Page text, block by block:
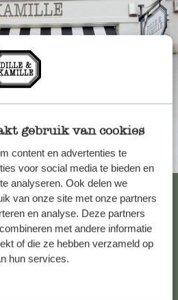
gebruik van cookies
content en advertenties te
voor social media te bieden en
analyseren. Ook delen we
van onze site met onze partners
en analyse. Deze partners
met andere informatie
of die ze hebben verzameld op
hun services.
buurt